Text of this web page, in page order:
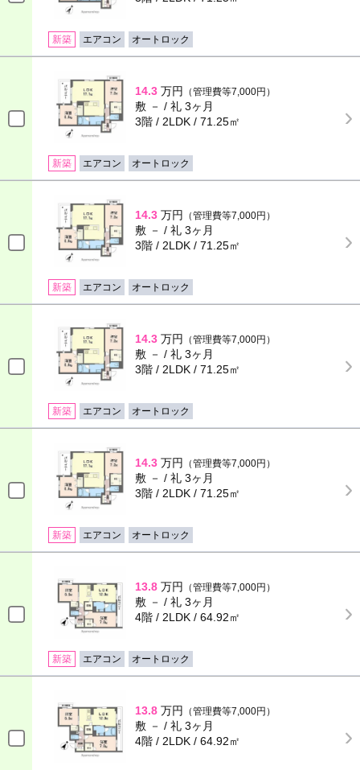
新築 エアコン オートロック
14.3 万円 （管理費等7,000円）
敷 － / 礼 3ヶ月
3階 / 2LDK / 71.25㎡
新築 エアコン オートロック
14.3 万円 （管理費等7,000円）
敷 － / 礼 3ヶ月
3階 / 2LDK / 71.25㎡
新築 エアコン オートロック
14.3 万円 （管理費等7,000円）
敷 － / 礼 3ヶ月
3階 / 2LDK / 71.25㎡
新築 エアコン オートロック
14.3 万円 （管理費等7,000円）
敷 － / 礼 3ヶ月
3階 / 2LDK / 71.25㎡
新築 エアコン オートロック
13.8 万円 （管理費等7,000円）
敷 － / 礼 3ヶ月
4階 / 2LDK / 64.92㎡
新築 エアコン オートロック
13.8 万円 （管理費等7,000円）
敷 － / 礼 3ヶ月
4階 / 2LDK / 64.92㎡